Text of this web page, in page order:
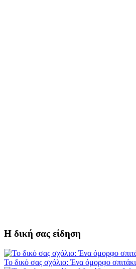
Η δική σας είδηση
Το δικό σας σχόλιο: Ένα όμορφο σπιτάκι